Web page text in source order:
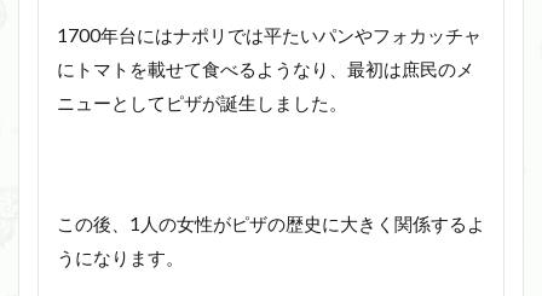
1700年台にはナポリでは平たいパンやフォカッチャ
にトマトを載せて食べるようなり、最初は庶民のメ
ニューとしてピザが誕生しました。
この後、1人の女性がピザの歴史に大きく関係するよ
うになります。